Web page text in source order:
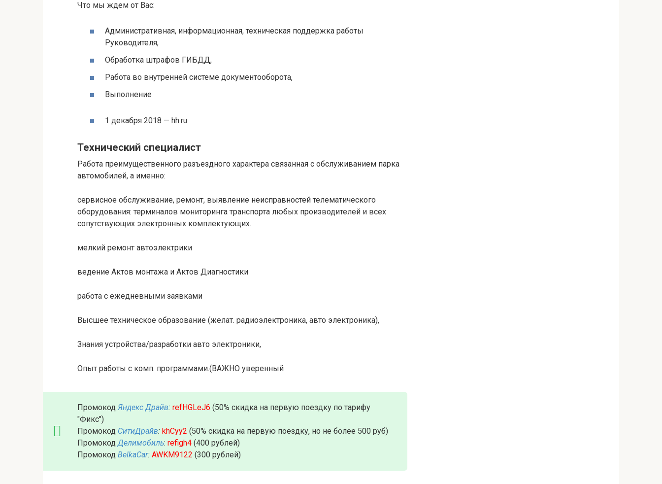
Что мы ждем от Вас:
Административная, информационная, техническая поддержка работы
Руководителя,
Обработка штрафов ГИБДД,
Работа во внутренней системе документооборота,
Выполнение
1 декабря 2018 — hh.ru
Технический специалист
Работа преимущественного разъездного характера связанная с обслуживанием парка
автомобилей, а именно:
сервисное обслуживание, ремонт, выявление неисправностей телематического
оборудования: терминалов мониторинга транспорта любых производителей и всех
сопутствующих электронных комплектующих.
мелкий ремонт автоэлектрики
ведение Актов монтажа и Актов Диагностики
работа с ежедневными заявками
Высшее техническое образование (желат. радиоэлектроника, авто электроника),
Знания устройства/разработки авто электроники,
Опыт работы с комп. программами.(ВАЖНО уверенный
Промокод Яндекс Драйв: refHGLeJ6 (50% скидка на первую поездку по тарифу
"Фикс")
Промокод СитиДрайв: khCyy2 (50% скидка на первую поездку, но не более 500 руб)
Промокод Делимобиль: refigh4 (400 рублей)
Промокод BelkaCar: AWKM9122 (300 рублей)